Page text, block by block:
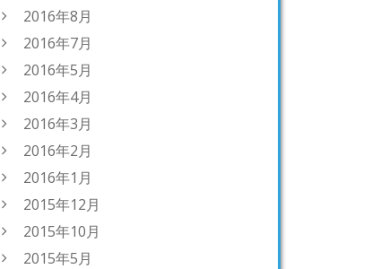
2016年8月
2016年7月
2016年5月
2016年4月
2016年3月
2016年2月
2016年1月
2015年12月
2015年10月
2015年5月